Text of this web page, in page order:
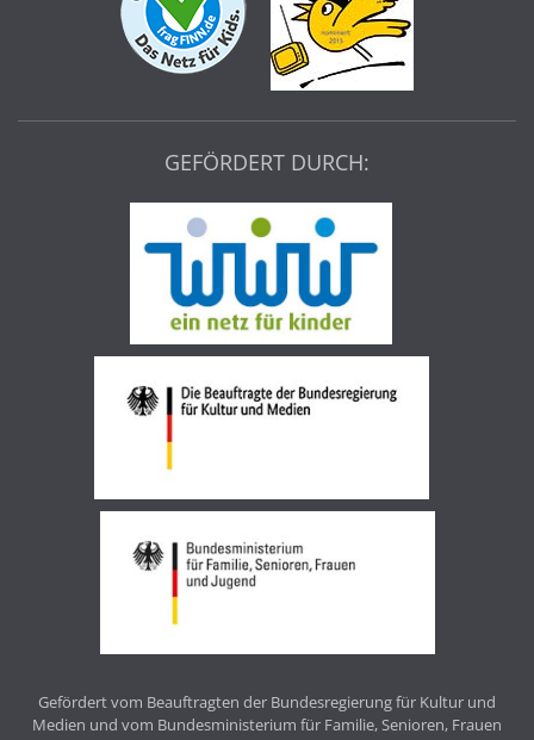
GEFÖRDERT DURCH:
Gefördert vom Beauftragten der Bundesregierung für Kultur und
Medien und vom Bundesministerium für Familie, Senioren, Frauen